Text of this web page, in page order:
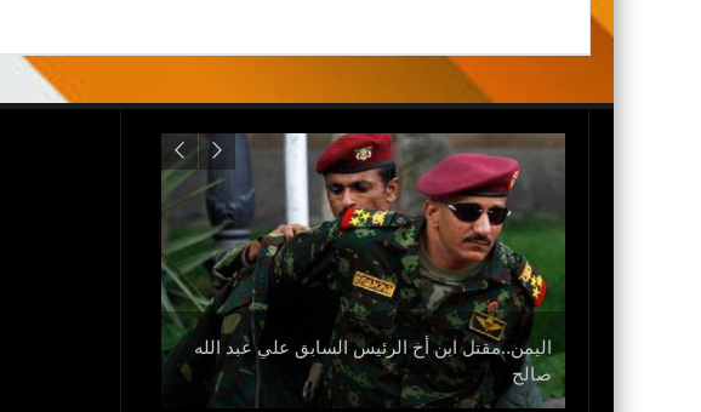
اليمن..مقتل ابن أخ الرئيس السابق علي عبد الله
صالح